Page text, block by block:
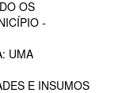
OS
-
UMA
E INSUMOS